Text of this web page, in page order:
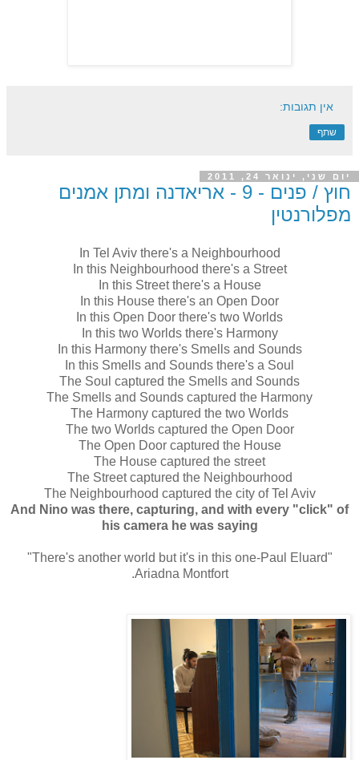
אין תגובות:
שתף
יום שני, ינואר 24, 2011
חוץ / פנים - 9 - אריאדנה ומתן אמנים
מפלורנטין
In Tel Aviv there's a Neighbourhood
In this Neighbourhood there's a Street
In this Street there's a House
In this House there's an Open Door
In this Open Door there's two Worlds
In this two Worlds there's Harmony
In this Harmony there's Smells and Sounds
In this Smells and Sounds there's a Soul
The Soul captured the Smells and Sounds
The Smells and Sounds captured the Harmony
The Harmony captured the two Worlds
The two Worlds captured the Open Door
The Open Door captured the House
The House captured the street
The Street captured the Neighbourhood
The Neighbourhood captured the city of Tel Aviv
And Nino was there, capturing, and with every "click" of
his camera he was saying
"There's another world but it's in this one-Paul Eluard"
Ariadna Montfort.